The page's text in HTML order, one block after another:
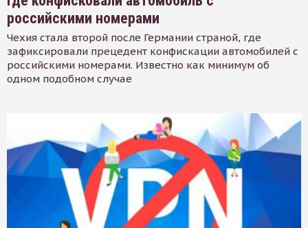
российскими номерами
Чехия стала второй после Германии страной, где
зафиксировали прецедент конфискации автомобилей с
российскими номерами. Известно как минимум об
одном подобном случае